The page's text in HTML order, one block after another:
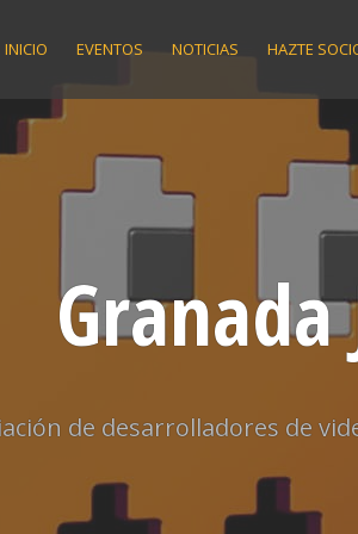
INICIO EVENTOS NOTICIAS HAZTE
Granada
de desarrolladores de